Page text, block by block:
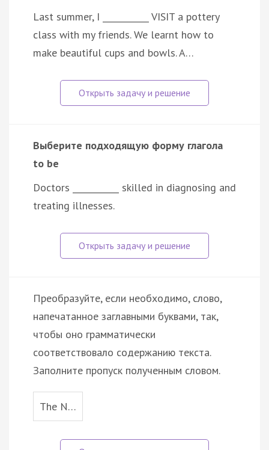
Last summer, I ___________ VISIT a pottery
class with my friends. We learnt how to
make beautiful cups and bowls. A…
Выберите подходящую форму глагола
to be
Doctors ___________ skilled in diagnosing and
treating illnesses.
Преобразуйте, если необходимо, слово,
напечатанное заглавными буквами, так,
чтобы оно грамматически
соответствовало содержанию текста.
Заполните пропуск полученным словом.
The N…